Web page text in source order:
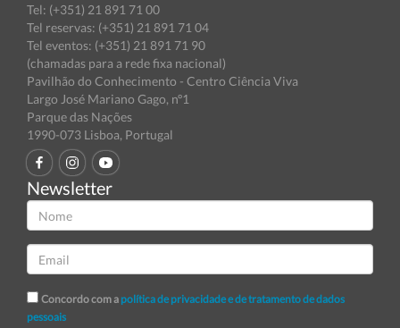
Tel: (+351) 21 891 71 00
Tel reservas: (+351) 21 891 71 04
Tel eventos: (+351) 21 891 71 90
(chamadas para a rede fixa nacional)
Pavilhão do Conhecimento - Centro Ciência Viva
Largo José Mariano Gago, nº1
Parque das Nações
1990-073 Lisboa, Portugal
Newsletter
Concordo com a política de privacidade e de tratamento de dados
pessoais